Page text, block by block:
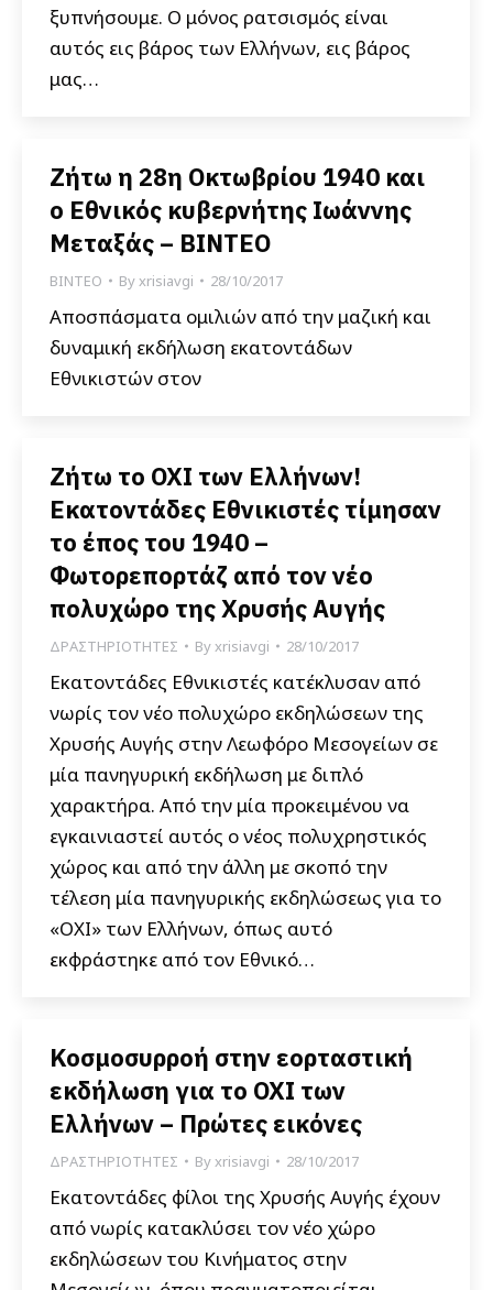
ξυπνήσουμε. Ο μόνος ρατσισμός είναι
αυτός εις βάρος των Ελλήνων, εις βάρος
μας…
Ζήτω η 28η Οκτωβρίου 1940 και
ο Εθνικός κυβερνήτης Ιωάννης
Μεταξάς – ΒΙΝΤΕΟ
ΒΙΝΤΕΟ Byxrisiavgi 28/10/2017
Αποσπάσματα ομιλιών από την μαζική και
δυναμική εκδήλωση εκατοντάδων
Εθνικιστών στον
Ζήτω το ΟΧΙ των Ελλήνων!
Εκατοντάδες Εθνικιστές τίμησαν
το έπος του 1940 –
Φωτορεπορτάζ από τον νέο
πολυχώρο της Χρυσής Αυγής
ΔΡΑΣΤΗΡΙΟΤΗΤΕΣ Byxrisiavgi 28/10/2017
Εκατοντάδες Εθνικιστές κατέκλυσαν από
νωρίς τον νέο πολυχώρο εκδηλώσεων της
Χρυσής Αυγής στην Λεωφόρο Μεσογείων σε
μία πανηγυρική εκδήλωση με διπλό
χαρακτήρα. Από την μία προκειμένου να
εγκαινιαστεί αυτός ο νέος πολυχρηστικός
χώρος και από την άλλη με σκοπό την
τέλεση μία πανηγυρικής εκδηλώσεως για το
«ΟΧΙ» των Ελλήνων, όπως αυτό
εκφράστηκε από τον Εθνικό…
Κοσμοσυρροή στην εορταστική
εκδήλωση για το ΟΧΙ των
Ελλήνων – Πρώτες εικόνες
ΔΡΑΣΤΗΡΙΟΤΗΤΕΣ Byxrisiavgi 28/10/2017
Εκατοντάδες φίλοι της Χρυσής Αυγής έχουν
από νωρίς κατακλύσει τον νέο χώρο
εκδηλώσεων του Κινήματος στην